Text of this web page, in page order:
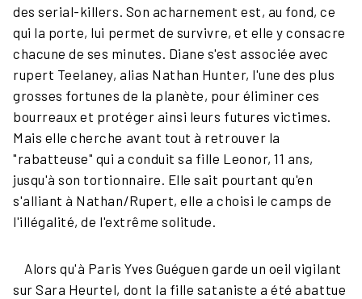
des serial-killers. Son acharnement est, au fond, ce
qui la porte, lui permet de survivre, et elle y consacre
chacune de ses minutes. Diane s'est associée avec
rupert Teelaney, alias Nathan Hunter, l'une des plus
grosses fortunes de la planète, pour éliminer ces
bourreaux et protéger ainsi leurs futures victimes.
Mais elle cherche avant tout à retrouver la
"rabatteuse" qui a conduit sa fille Leonor, 11 ans,
jusqu'à son tortionnaire. Elle sait pourtant qu'en
s'alliant à Nathan/Rupert, elle a choisi le camps de
l'illégalité, de l'extrême solitude.
Alors qu'à Paris Yves Guéguen garde un oeil vigilant
sur Sara Heurtel, dont la fille sataniste a été abattue